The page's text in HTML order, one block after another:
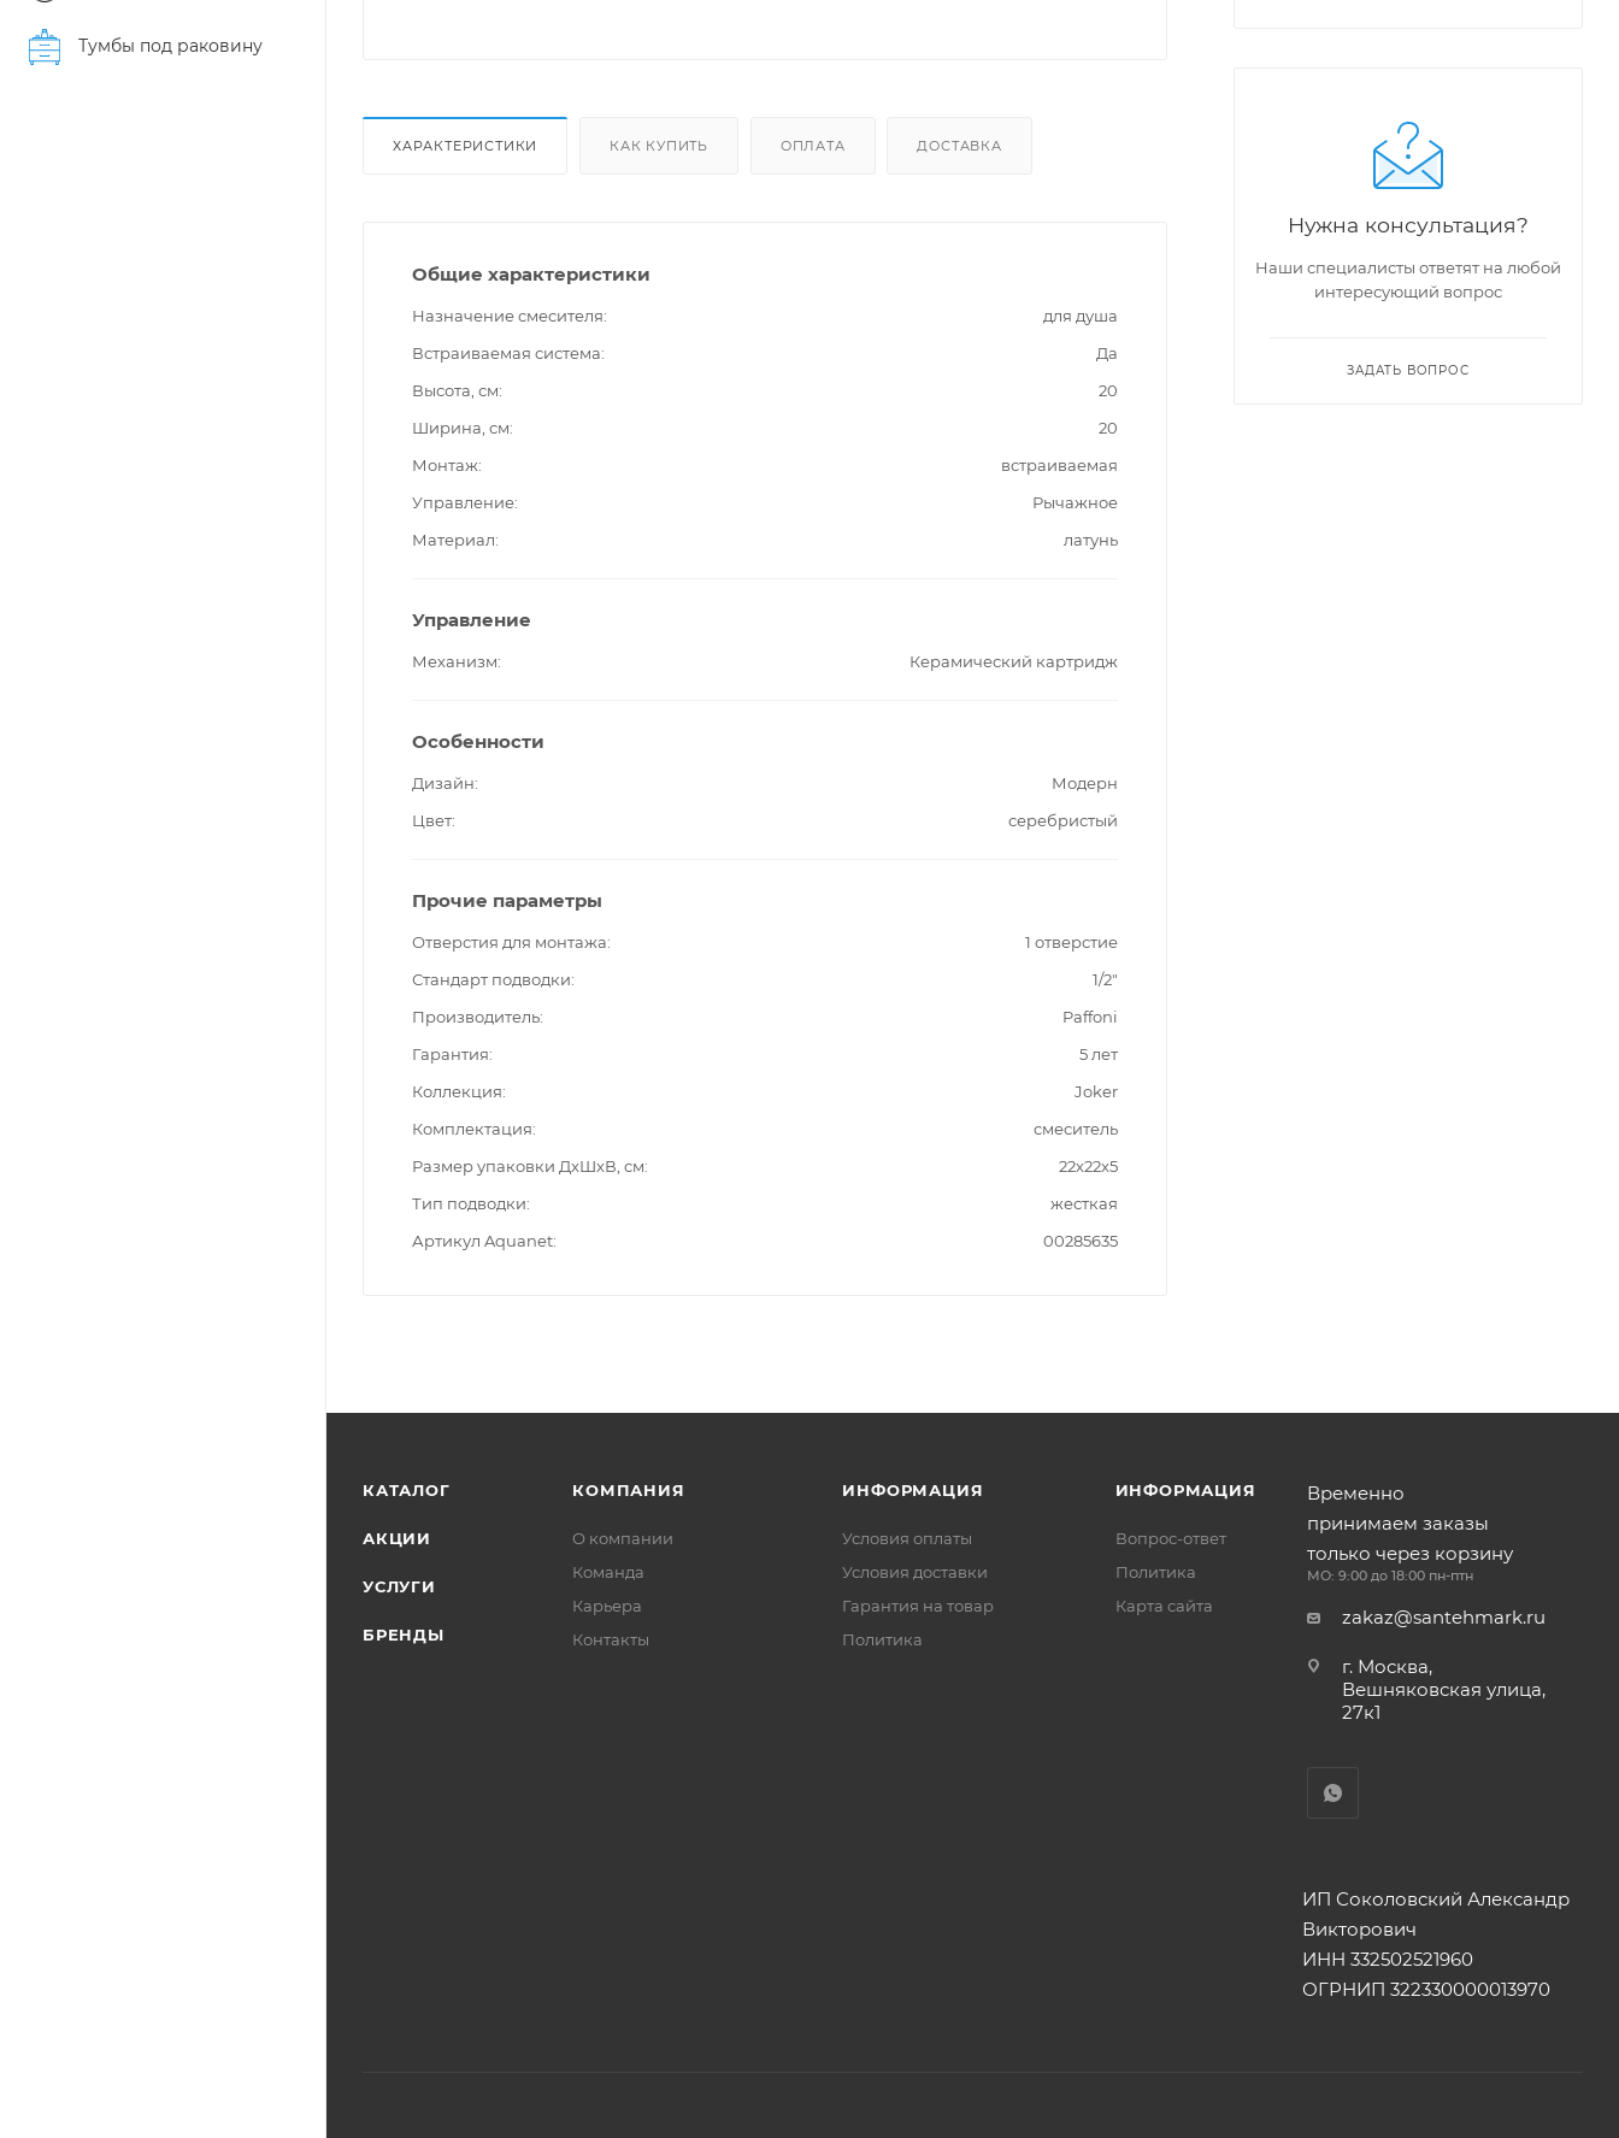
Тумбы под раковину
ХАРАКТЕРИСТИКИ КАК КУПИТЬ ОПЛАТА ДОСТАВКА
Общие характеристики
Назначение смесителя
для душа
Встраиваемая система
Да
Высота, см
20
Ширина, см
20
Монтаж
встраиваемая
Управление
Рычажное
Материал
латунь
Управление
Механизм Керамический картридж
Особенности
Дизайн
Модерн
Цвет
серебристый
Прочие параметры
Отверстия для монтажа
1 отверстие
Стандарт подводки
1/2"
Производитель
Paffoni
Гарантия
5 лет
Коллекция
Joker
Комплектация
смеситель
Размер упаковки ДxШxВ, см
22x22x5
Тип подводки
жесткая
Артикул Aquanet
00285635
Нужна консультация?
Наши специалисты ответят на любой
интересующий вопрос
ЗАДАТЬ ВОПРОС
КАТАЛОГ
АКЦИИ
УСЛУГИ
БРЕНДЫ
КОМПАНИЯ
О компании
Команда
Карьера
Контакты
ИНФОРМАЦИЯ
Условия оплаты
Условия доставки
Гарантия на товар
Политика
ИНФОРМАЦИЯ
Вопрос-ответ
Политика
Карта сайта
Временно
принимаем заказы
только через корзину
МО: 9:00 до 18:00 пн-птн
zakaz@santehmark.ru
г. Москва,
Вешняковская улица,
27к1
ИП Соколовский Александр
Викторович
ИНН 332502521960
ОГРНИП 322330000013970